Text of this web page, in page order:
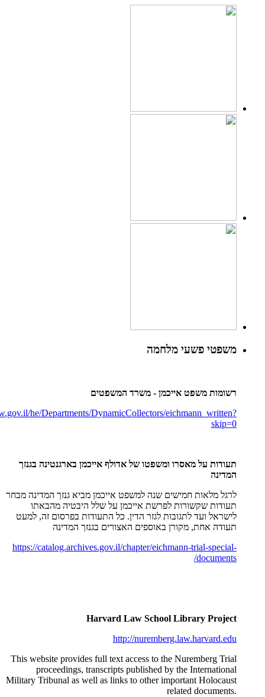
משפטי פשעי מלחמה
רשומות משפט אייכמן - משרד המשפטים
he/Departments/DynamicCollectors/eichmann_written?
skip=0
תעודות על מאסרו ומשפטו של אדולף אייכמן בארגנטינה בגנזך
המדינה
לרגל מלאות חמישים שנה למשפט אייכמן מביא גנזך המדינה מבחר
תעודות שקשורות לפרשת אייכמן על שלל היבטיה מהבאתו
לישראל ועד לתגובות לגזר הדין. כל התעודות בפרסום זה, למעט
תעודה אחת, מקורן באוספים האצורים בגנזך המדינה
https://catalog.archives.gov.il/chapter/eichmann-trial-special-
documents/
Harvard Law School Library Project
http://nuremberg.law.harvard.edu
This website provides full text access to the Nuremberg Trial
proceedings, transcripts published by the International
Military Tribunal as well as links to other important Holocaust
related documents.